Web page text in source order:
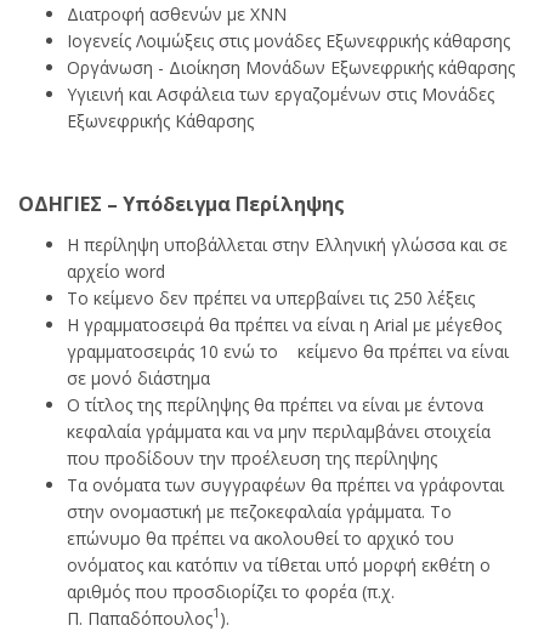
Διατροφή ασθενών με ΧΝΝ
Ιογενείς Λοιμώξεις στις μονάδες Εξωνεφρικής κάθαρσης
Οργάνωση - Διοίκηση Μονάδων Εξωνεφρικής κάθαρσης
Υγιεινή και Ασφάλεια των εργαζομένων στις Μονάδες
Εξωνεφρικής Κάθαρσης
ΟΔΗΓΙΕΣ – Υπόδειγμα Περίληψης
Η περίληψη υποβάλλεται στην Ελληνική γλώσσα και σε
αρχείο word
Το κείμενο δεν πρέπει να υπερβαίνει τις 250 λέξεις
Η γραμματοσειρά θα πρέπει να είναι η Arial με μέγεθος
γραμματοσειράς 10 ενώ το κείμενο θα πρέπει να είναι
σε μονό διάστημα
Ο τίτλος της περίληψης θα πρέπει να είναι με έντονα
κεφαλαία γράμματα και να μην περιλαμβάνει στοιχεία
που προδίδουν την προέλευση της περίληψης
Τα ονόματα των συγγραφέων θα πρέπει να γράφονται
στην ονομαστική με πεζοκεφαλαία γράμματα. Το
επώνυμο θα πρέπει να ακολουθεί το αρχικό του
ονόματος και κατόπιν να τίθεται υπό μορφή εκθέτη ο
αριθμός που προσδιορίζει το φορέα (π.χ.
Π. Παπαδόπουλος1 ).